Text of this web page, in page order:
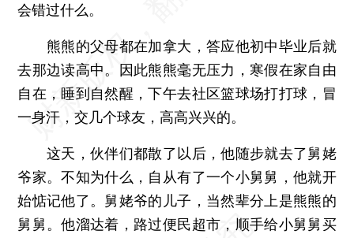
会错过什么。
熊熊的父母都在加拿大，答应他初中毕业后就
去那边读高中。因此熊熊毫无压力，寒假在家自由
自在，睡到自然醒，下午去社区篮球场打打球，冒
一身汗，交几个球友，高高兴兴的。
这天，伙伴们都散了以后，他随步就去了舅姥
爷家。不知为什么，自从有了一个小舅舅，他就开
始惦记他了。舅姥爷的儿子，当然辈分上是熊熊的
舅舅。他溜达着，路过便民超市，顺手给小舅舅买